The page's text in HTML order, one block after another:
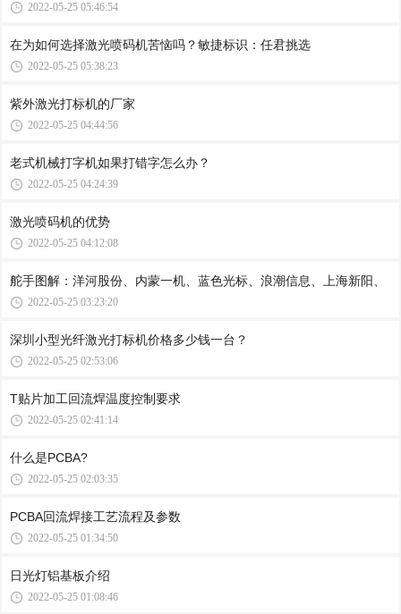
2022-05-25 05:46:54
在为如何选择激光喷码机苦恼吗？敏捷标识：任君挑选
2022-05-25 05:38:23
紫外激光打标机的厂家
2022-05-25 04:44:56
老式机械打字机如果打错字怎么办？
2022-05-25 04:24:39
激光喷码机的优势
2022-05-25 04:12:08
舵手图解：洋河股份、内蒙一机、蓝色光标、浪潮信息、上海新阳、
2022-05-25 03:23:20
深圳小型光纤激光打标机价格多少钱一台？
2022-05-25 02:53:06
T贴片加工回流焊温度控制要求
2022-05-25 02:41:14
什么是PCBA?
2022-05-25 02:03:35
PCBA回流焊接工艺流程及参数
2022-05-25 01:34:50
日光灯铝基板介绍
2022-05-25 01:08:46